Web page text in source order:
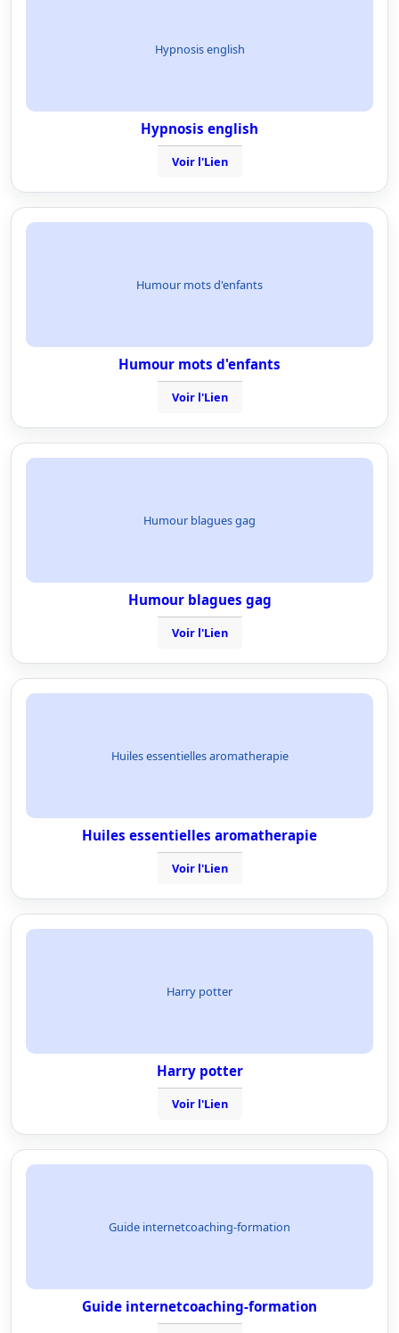
Hypnosis english
Hypnosis english
Voir l'Lien
Humour mots d'enfants
Humour mots d'enfants
Voir l'Lien
Humour blagues gag
Humour blagues gag
Voir l'Lien
Huiles essentielles aromatherapie
Huiles essentielles aromatherapie
Voir l'Lien
Harry potter
Harry potter
Voir l'Lien
Guide internetcoaching-formation
Guide internetcoaching-formation